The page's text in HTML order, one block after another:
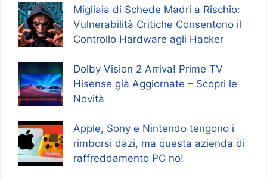
Migliaia di Schede Madri a Rischio:
Vulnerabilità Critiche Consentono il
Controllo Hardware agli Hacker
Dolby Vision 2 Arriva! Prime TV
Hisense già Aggiornate – Scopri le
Novità
Apple, Sony e Nintendo tengono i
rimborsi dazi, ma questa azienda di
raffreddamento PC no!